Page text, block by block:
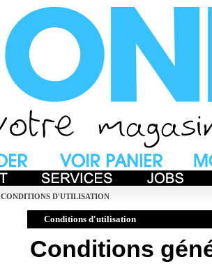
CONDITIONS D'UTILISATION
Conditions d'utilisation
Conditions